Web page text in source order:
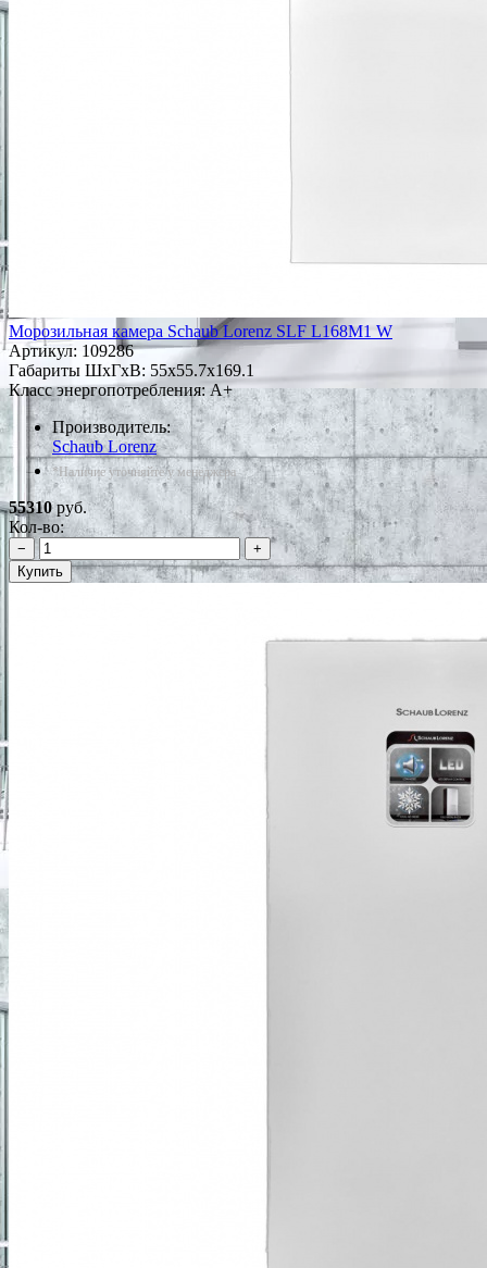
Морозильная камера Schaub Lorenz SLF L168M1 W
Артикул: 109286
Габариты ШxГxВ: 55x55.7x169.1
Класс энергопотребления: A+
Производитель:
Schaub Lorenz
*Наличие уточняйте у менеджера
55310руб.
Кол-во:
−
+
Купить